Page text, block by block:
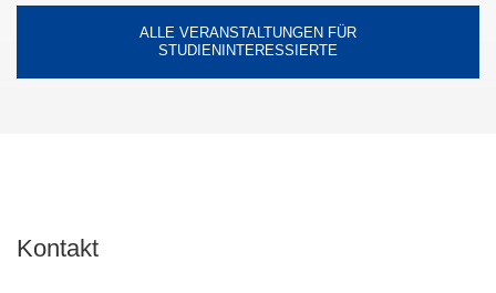
ALLE VERANSTALTUNGEN FÜR
STUDIENINTERESSIERTE
Kontakt